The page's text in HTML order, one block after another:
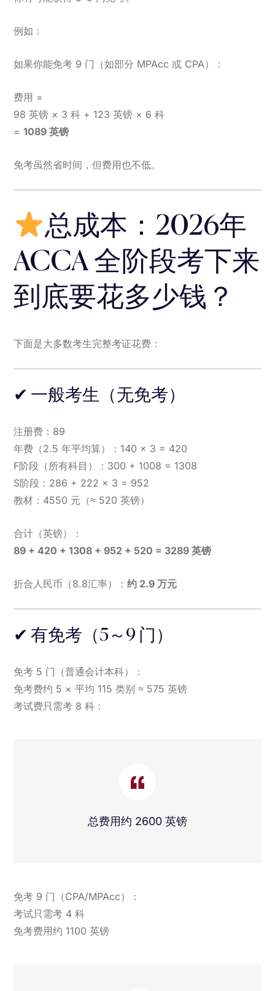
例如：
如果你能免考 9 门（如部分 MPAcc 或 CPA）：
费用 =
98 英镑 × 3 科 + 123 英镑 × 6 科
= 1089 英镑
免考虽然省时间，但费用也不低。
总成本：2026年
ACCA 全阶段考下来
到底要花多少钱？
下面是大多数考生完整考证花费：
✔ 一般考生（无免考）
注册费：89
年费（2.5 年平均算）：140 × 3 = 420
F阶段（所有科目）：300 + 1008 = 1308
S阶段：286 + 222 × 3 = 952
教材：4550 元（≈ 520 英镑）
合计（英镑）：
89 + 420 + 1308 + 952 + 520 = 3289 英镑
折合人民币（8.8汇率）： 约 2.9 万元
✔ 有免考（5～9 门）
免考 5 门（普通会计本科）：
免考费约 5 × 平均 115 类别 ≈ 575 英镑
考试费只需考 8 科：
总费用约 2600 英镑
免考 9 门（CPA/MPAcc）：
考试只需考 4 科
免考费用约 1100 英镑